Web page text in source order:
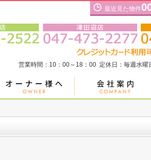
最近見た物件
営業時間：10：00～18：00 定休日：毎週水